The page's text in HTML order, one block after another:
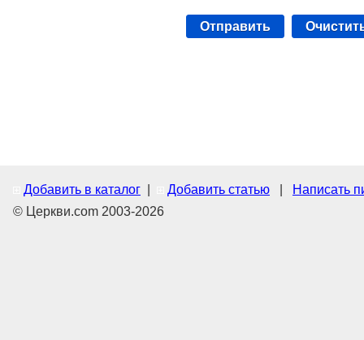
Добавить в каталог Добавить статью
Написать
© Церкви.com 2003-2026